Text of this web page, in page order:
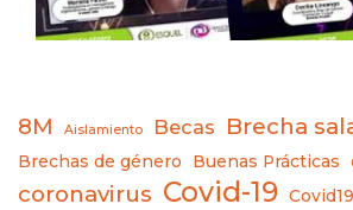
8M Aislamiento Becas Brecha
Brechas de género Buenas Prácticas
coronavirus Covid-19 Covid19